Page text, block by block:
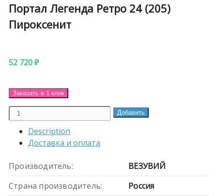
Портал Легенда Ретро 24 (205)
Пироксенит
52 720₽
Заказать в 1 клик
Портал
Легенда
Ретро
Пироксенит
quantity
Добавить
Description
Доставка и оплата
Производитель:
ВЕЗУВИЙ
Страна производитель:
Россия